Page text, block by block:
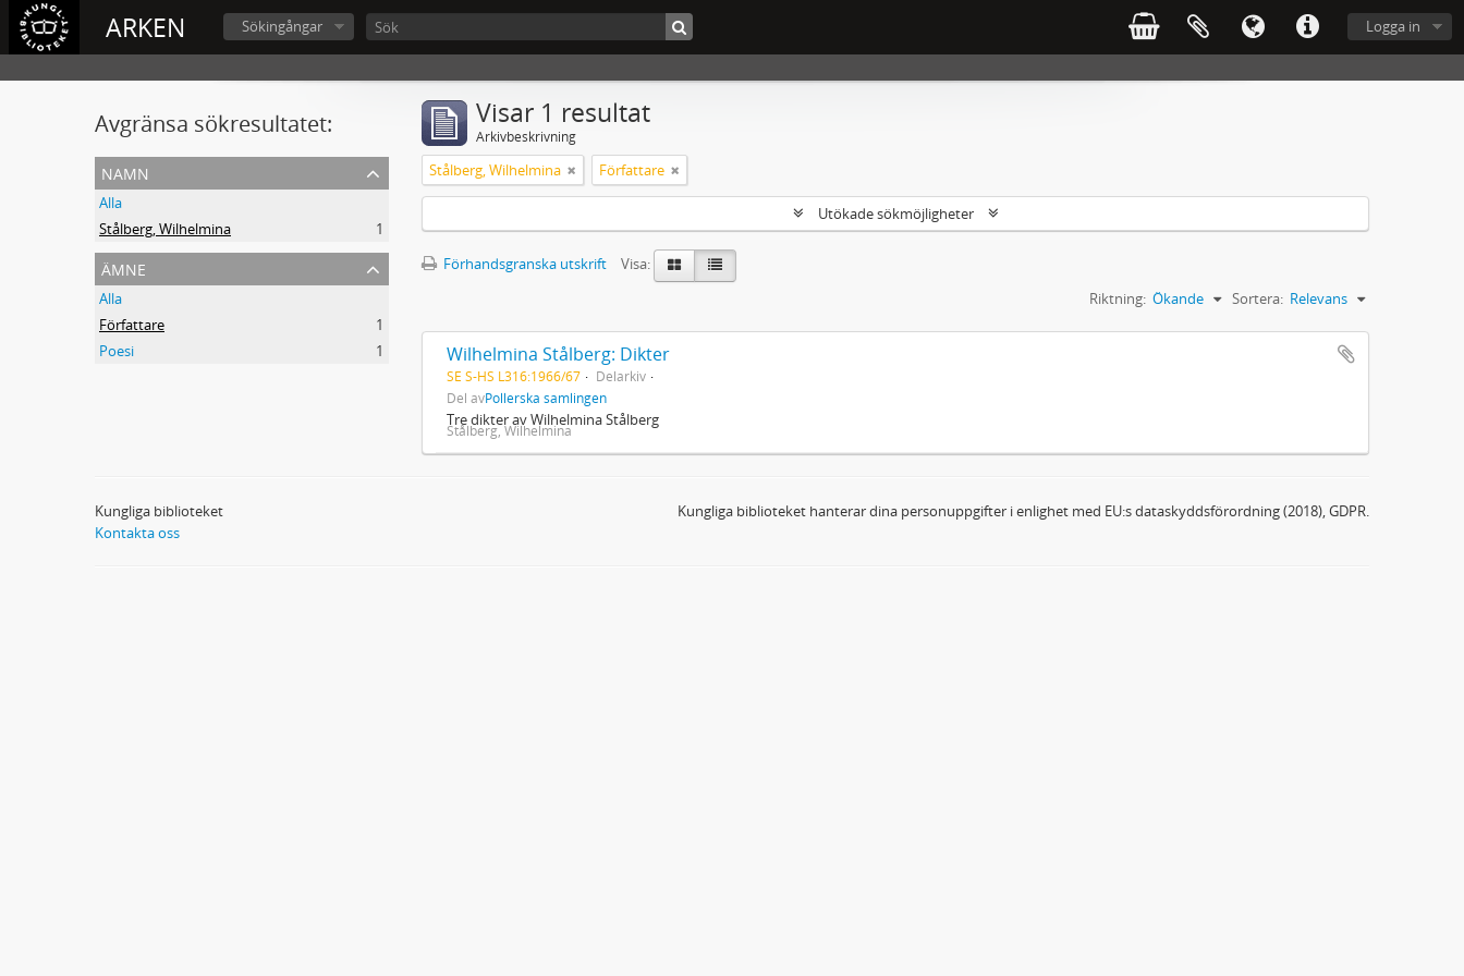
ARKEN Logga in
Sökingångar
Avgränsa sökresultatet:
namn
Alla
Stålberg, Wilhelmina
1
ämne
Alla
Författare
1
Poesi
1
Visar 1 resultat
Arkivbeskrivning
Stålberg, Wilhelmina Författare
Utökade sökmöjligheter
Förhandsgranska utskrift
Visa:
Sortera: Relevans
Riktning: Ökande
Wilhelmina Stålberg: Dikter
SE S-HS L316:1966/67
Delarkiv
Del avPollerska samlingen
Tre dikter av Wilhelmina Stålberg
Stålberg, Wilhelmina
Kungliga biblioteket
Kontakta oss
Kungliga biblioteket hanterar dina personuppgifter i enlighet med EU:s dataskyddsförordning (2018), GDPR.